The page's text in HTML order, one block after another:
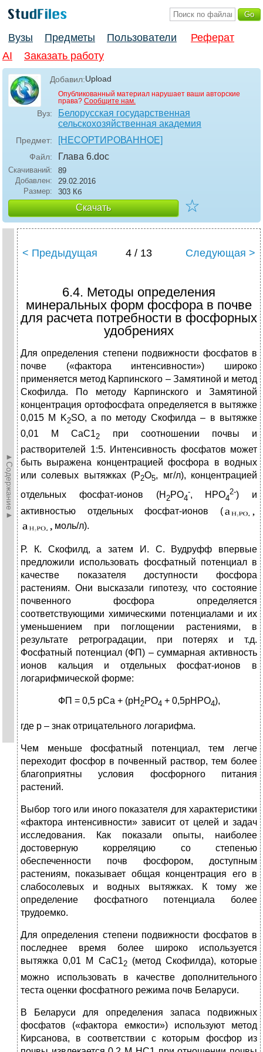
Вузы Предметы Пользователи
Реферат
AI
Заказать работу
Добавил:Upload
Опубликованный материал нарушает ваши авторские
права? Сообщите нам.
Вуз:
Белорусская государственная
сельскохозяйственная академия
Предмет: [НЕСОРТИРОВАННОЕ]
Файл: Глава 6.doc
Скачиваний:
89
Добавлен:
29.02.2016
Размер:
303 Кб
Скачать ☆
►Содержание►
< Предыдущая 4 / 13 Следующая >
6.4. Методы определения
минеральных форм фосфора в почве
для расчета потребности в фосфорных
удобрениях
Для определения степени подвижности фосфатов в
почве («фактора интенсивности») широко
применяется метод Карпинского – Замятиной и метод
Скофилда. По методу Карпинского и Замятиной
концентрация ортофосфата определяется в вытяжке
0,015 М K2SO, а по методу Скофилда – в вытяжке
0,01 М СаС12 при соотношении почвы и
растворителей 1:5. Интенсивность фосфатов может
быть выражена концентрацией фосфора в водных
или солевых вытяжках (Р2О5, мг/л), концентрацией
отдельных фосфат-ионов (H 2PO4
-, HPO4
2-) и
активностью отдельных фосфат-ионов (
моль/л).
Р. К. Скофилд, а затем И. С. Вудруфф впервые
предложили использовать фосфатный потенциал в
качестве показателя доступности фосфора
растениям. Они высказали гипотезу, что состояние
почвенного фосфора определяется
соответствующими химическими потенциалами и их
уменьшением при поглощении растениями, в
результате ретроградации, при потерях и т.д.
Фосфатный потенциал (ФП) – суммарная активность
ионов кальция и отдельных фосфат-ионов в
логарифмической форме:
ФП = 0,5 рСа + (рН 2РО4 + 0,5рНРО4),
где р – знак отрицательного логарифма.
Чем меньше фосфатный потенциал, тем легче
переходит фосфор в почвенный раствор, тем более
благоприятны условия фосфорного питания
растений.
Выбор того или иного показателя для характеристики
«фактора интенсивности» зависит от целей и задач
исследования. Как показали опыты, наиболее
достоверную корреляцию со степенью
обеспеченности почв фосфором, доступным
растениям, показывает общая концентрация его в
слабосолевых и водных вытяжках. К тому же
определение фосфатного потенциала более
трудоемко.
Для определения степени подвижности фосфатов в
последнее время более широко используется
вытяжка 0,01 М СаС12(метод Скофилда), которые
можно использовать в качестве дополнительного
теста оценки фосфатного режима почв Беларуси.
В Беларуси для определения запаса подвижных
фосфатов («фактора емкости») используют метод
Кирсанова, в соответствии с которым фосфор из